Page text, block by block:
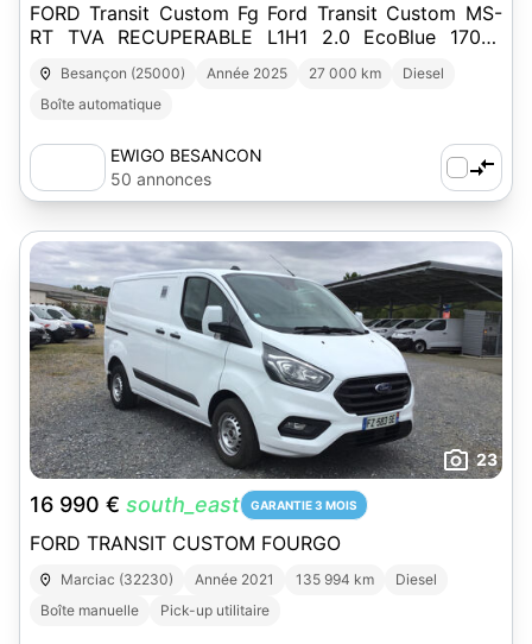
FORD Transit Custom Fg Ford Transit Custom MS-
RT TVA RECUPERABLE L1H1 2.0 EcoBlue 170ch
Cabine Approfondie BVA8
Besançon (25000) Année 2025 27 000 km
Diesel
Boîte automatique
EWIGO BESANCON
50 annonces
23
16 990 € south_east GARANTIE 3 MOIS
FORD TRANSIT CUSTOM FOURGO
Marciac (32230) Année 2021 135 994 km
Diesel
Boîte manuelle
Pick-up utilitaire